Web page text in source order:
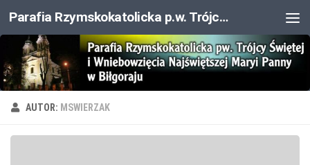
Przejdź do treści Parafia Rzymskokatolicka p.w. Trójcy Świętej i Wniebowzięcia NMP
AUTOR: MSWIERZAK